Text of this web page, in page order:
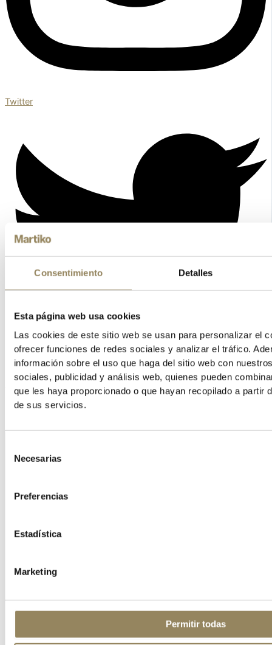
Consentimiento Detalles
Esta página web usa cookies
Las cookies de este sitio web se usan para personalizar el
ofrecer funciones de redes sociales y analizar el tráfico.
información sobre el uso que haga del sitio web con
sociales, publicidad y análisis web, quienes pueden
que les haya proporcionado o que hayan recopilado a partir
de sus servicios.
Necesarias
Preferencias
Estadística
Marketing
Permitir todas
Twitter
Vimeo